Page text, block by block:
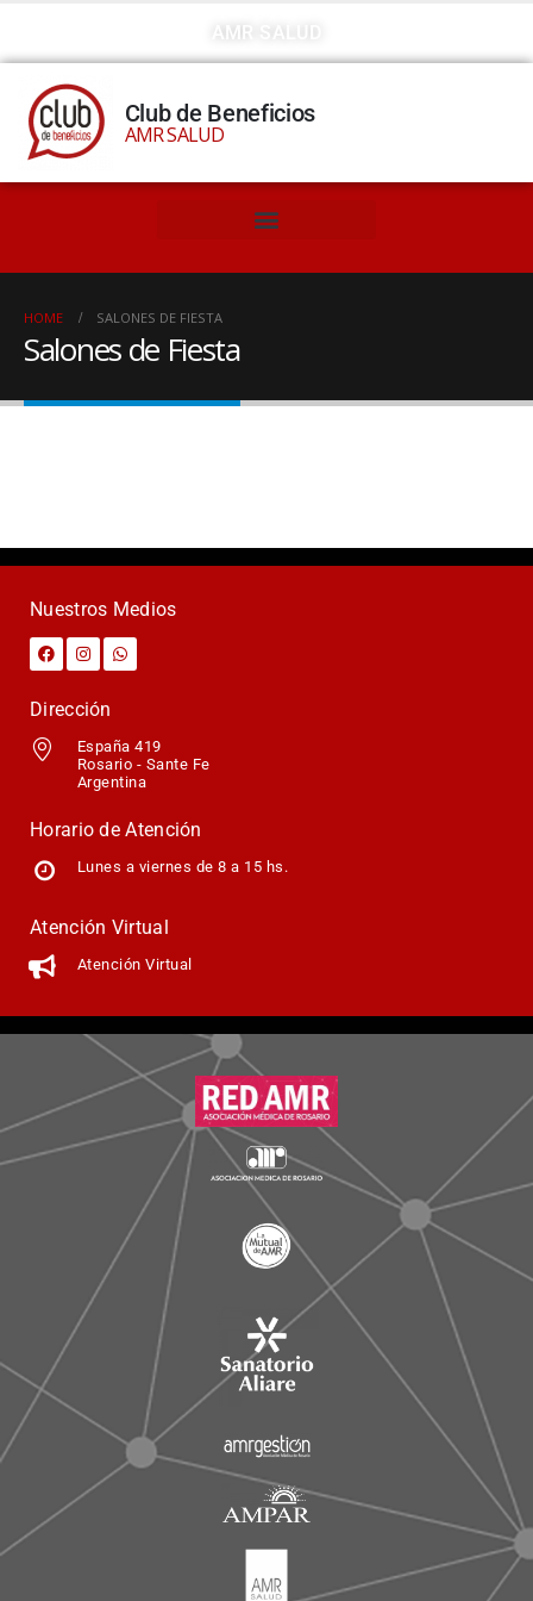
AMR SALUD
Club de Beneficios
AMR SALUD
HOME SALONES DE FIESTA
Salones de Fiesta
Nuestros Medios
Dirección
España 419
Rosario - Sante Fe
Argentina
Horario de Atención
Lunes a viernes de 8 a 15 hs.
Atención Virtual
Atención Virtual